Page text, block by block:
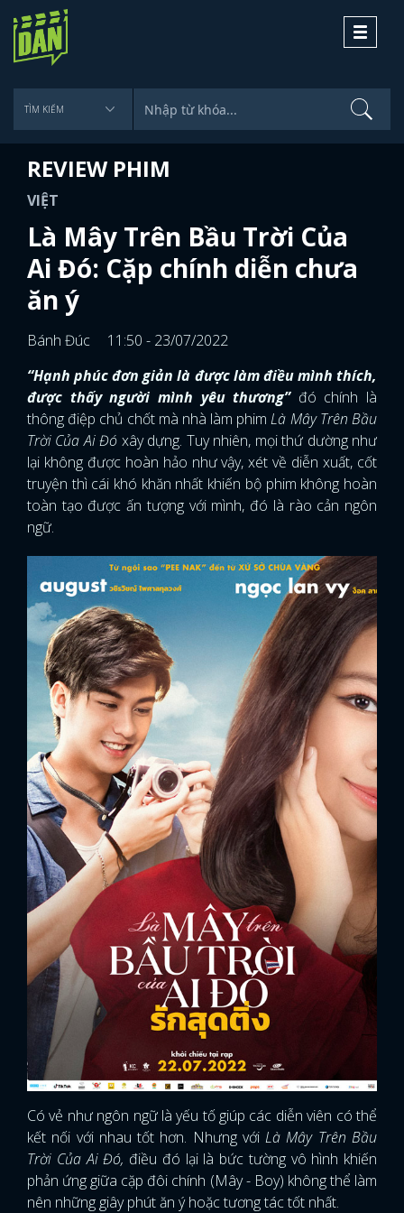
Toggle
REVIEW PHIM
VIỆT
Là Mây Trên Bầu Trời Của
Ai Đó: Cặp chính diễn chưa
ăn ý
Bánh Đúc
11:50 - 23/07/2022
“Hạnh phúc đơn giản là được làm điều mình thích,
được thấy người mình yêu thương”đó chính là
thông điệp chủ chốt mà nhà làm phimLà Mây Trên Bầu
Trời Của Ai Đó xây dựng. Tuy nhiên, mọi thứ dường như
lại không được hoàn hảo như vậy, xét về diễn xuất, cốt
truyện thì cái khó khăn nhất khiến bộ phim không hoàn
toàn tạo được ấn tượng với mình, đó là rào cản ngôn
ngữ.
Có vẻ như ngôn ngữ là yếu tố giúp các diễn viên có thể
kết nối với nhau tốt hơn. Nhưng vớiLà Mây Trên Bầu
Trời Của Ai Đó, điều đó lại là bức tường vô hình khiến
phản ứng giữa cặp đôi chính (Mây - Boy) không thể làm
nên những giây phút ăn ý hoặc tương tác tốt nhất.